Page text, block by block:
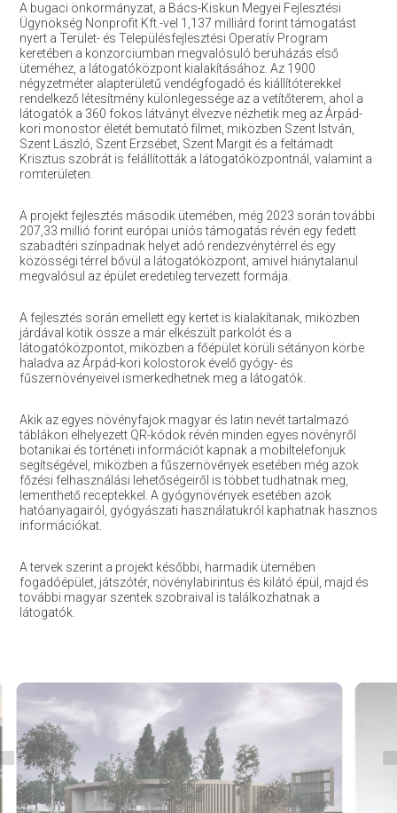
A bugaci önkormányzat, a Bács-Kiskun Megyei Fejlesztési
Ügynökség Nonprofit Kft.-vel 1,137 milliárd forint támogatást
nyert a Terület- és Településfejlesztési Operatív Program
keretében a konzorciumban megvalósuló beruházás első
üteméhez, a látogatóközpont kialakításához. Az 1900
négyzetméter alapterületű vendégfogadó és kiállítóterekkel
rendelkező létesítmény különlegessége az a vetítőterem, ahol a
látogatók a 360 fokos látványt élvezve nézhetik meg az Árpád-
kori monostor életét bemutató filmet, miközben Szent István,
Szent László, Szent Erzsébet, Szent Margit és a feltámadt
Krisztus szobrát is felállították a látogatóközpontnál, valamint a
romterületen.
A projekt fejlesztés második ütemében, még 2023 során további
207,33 millió forint európai uniós támogatás révén egy fedett
szabadtéri színpadnak helyet adó rendezvénytérrel és egy
közösségi térrel bővül a látogatóközpont, amivel hiánytalanul
megvalósul az épület eredetileg tervezett formája.
A fejlesztés során emellett egy kertet is kialakítanak, miközben
járdával kötik össze a már elkészült parkolót és a
látogatóközpontot, miközben a főépület körüli sétányon körbe
haladva az Árpád-kori kolostorok évelő gyógy- és
fűszernövényeivel ismerkedhetnek meg a látogatók.
Akik az egyes növényfajok magyar és latin nevét tartalmazó
táblákon elhelyezett QR-kódok révén minden egyes növényről
botanikai és történeti információt kapnak a mobiltelefonjuk
segítségével, miközben a fűszernövények esetében még azok
főzési felhasználási lehetőségeiről is többet tudhatnak meg,
lementhető receptekkel. A gyógynövények esetében azok
hatóanyagairól, gyógyászati használatukról kaphatnak hasznos
információkat.
A tervek szerint a projekt későbbi, harmadik ütemében
fogadóépület, játszótér, növénylabirintus és kilátó épül, majd és
további magyar szentek szobraival is találkozhatnak a
látogatók.